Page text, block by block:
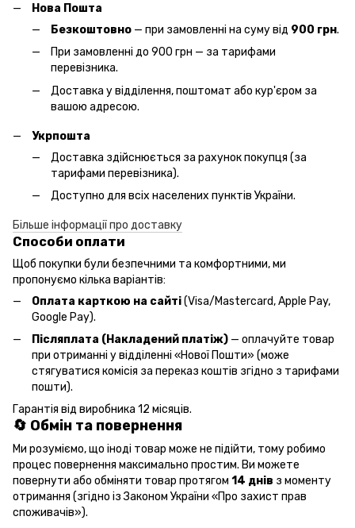
Нова Пошта
Безкоштовно — при замовленні на суму від 900 грн.
При замовленні до 900 грн — за тарифами
перевізника.
Доставка у відділення, поштомат або кур'єром за
вашою адресою.
Укрпошта
Доставка здійснюється за рахунок покупця (за
тарифами перевізника).
Доступно для всіх населених пунктів України.
Більше інформації про доставку
Способи оплати
Щоб покупки були безпечними та комфортними, ми
пропонуємо кілька варіантів:
Оплата карткою на сайті(Visa/Mastercard, Apple Pay,
Google Pay).
Післяплата (Накладений платіж) — оплачуйте товар
при отриманні у відділенні «Нової Пошти» (може
стягуватися комісія за переказ коштів згідно з тарифами
пошти).
Гарантія від виробника 12 місяців.
🔄 Обмін та повернення
Ми розуміємо, що іноді товар може не підійти, тому робимо
процес повернення максимально простим. Ви можете
повернути або обміняти товар протягом 14 днів з моменту
отримання (згідно із Законом України «Про захист прав
споживачів»).